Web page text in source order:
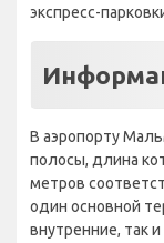
экспресс-
В аэропорту
полосы, длина
метров
один основной
внутренние, так